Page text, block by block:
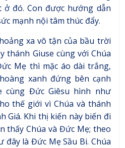
đó. Con được hướng dẫn
mạnh nội tâm thúc đẩy.
xa vô tận của bầu trời
thánh Giuse cùng với Chúa
Mẹ thì mặc áo dài trắng,
xanh đứng bên cạnh
cùng Đức Giêsu hình như
thế giới vì Chúa và thánh
Giá. Khi thị kiến này biến đi
thấy Chúa và Đức Mẹ; theo
là Đức Mẹ Sầu Bi. Chúa